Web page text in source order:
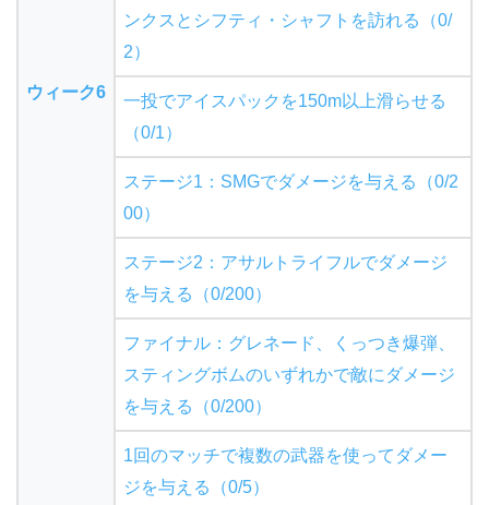
ウィーク6
ンクスとシフティ・シャフトを訪れる（0/
2）
一投でアイスパックを150m以上滑らせる
（0/1）
ステージ1：SMGでダメージを与える（0/2
00）
ステージ2：アサルトライフルでダメージ
を与える（0/200）
ファイナル：グレネード、くっつき爆弾、
スティングボムのいずれかで敵にダメージ
を与える（0/200）
1回のマッチで複数の武器を使ってダメー
ジを与える（0/5）